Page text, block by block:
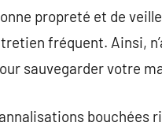
propreté et de
fréquent. Ainsi,
sauvegarder votre
bouchées